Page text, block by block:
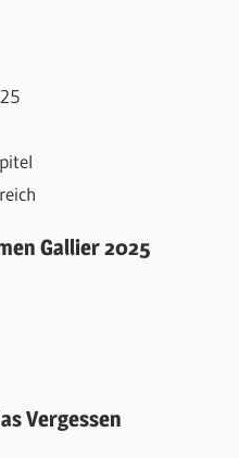
Gallier 2025
Vergessen